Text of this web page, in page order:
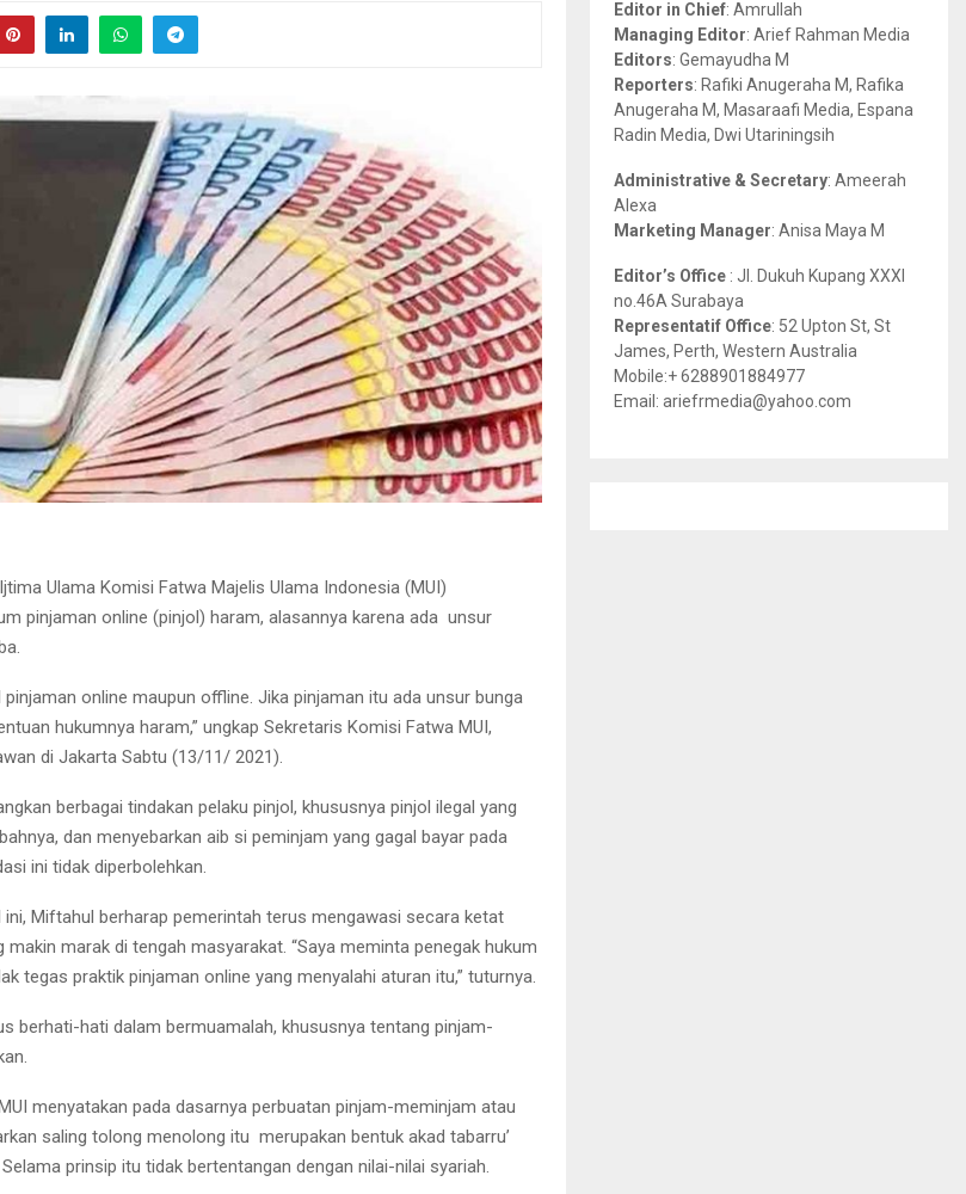
Ulama Komisi Fatwa Majelis Ulama Indonesia (MUI)
pinjaman online (pinjol) haram, alasannya karena ada unsur
pinjaman online maupun offline. Jika pinjaman itu ada unsur bunga
hukumnya haram,” ungkap Sekretaris Komisi Fatwa MUI,
di Jakarta Sabtu (13/11/ 2021).
berbagai tindakan pelaku pinjol, khususnya pinjol ilegal yang
dan menyebarkan aib si peminjam yang gagal bayar pada
ini tidak diperbolehkan.
Miftahul berharap pemerintah terus mengawasi secara ketat
makin marak di tengah masyarakat. “Saya meminta penegak hukum
tegas praktik pinjaman online yang menyalahi aturan itu,” tuturnya.
berhati-hati dalam bermuamalah, khususnya tentang pinjam-
menyatakan pada dasarnya perbuatan pinjam-meminjam atau
saling tolong menolong itu merupakan bentuk akad tabarru’
prinsip itu tidak bertentangan dengan nilai-nilai syariah.
r
:
R
H
Editor in Chief: Amrullah
Managing Editor: Arief Rahman Media
Editors: Gemayudha M
Reporters: Rafiki Anugeraha M, Rafika
Anugeraha M, Masaraafi Media, Espana
Radin Media, Dwi Utariningsih
Administrative & Secretary: Ameerah
Alexa
Marketing Manager: Anisa Maya M
Editor’s Office : Jl. Dukuh Kupang XXXI
no.46A Surabaya
Representatif Office: 52 Upton St, St
James, Perth, Western Australia
Mobile:+ 6288901884977
Email: ariefrmedia@yahoo.com